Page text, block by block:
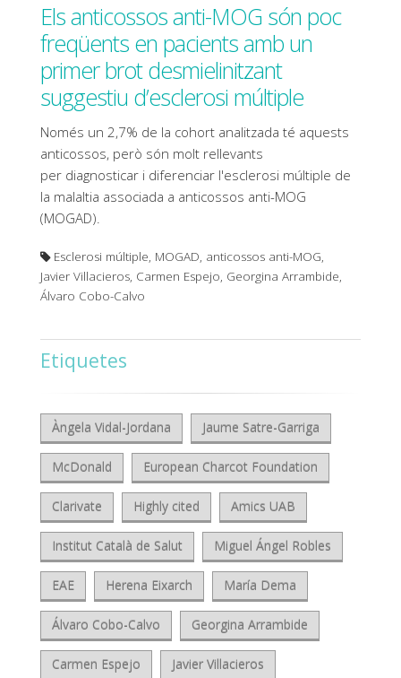
Els anticossos anti-MOG són poc
freqüents en pacients amb un
primer brot desmielinitzant
suggestiu d’esclerosi múltiple
Només un 2,7% de la cohort analitzada té aquests
anticossos, però són molt rellevants
per diagnosticar i diferenciar l'esclerosi múltiple de
la malaltia associada a anticossos anti-MOG
(MOGAD).
Esclerosi múltiple, MOGAD, anticossos anti-MOG,
Javier Villacieros, Carmen Espejo, Georgina Arrambide,
Álvaro Cobo-Calvo
Etiquetes
Àngela Vidal-Jordana Jaume Satre-Garriga
McDonald European Charcot Foundation
Clarivate Highly cited Amics UAB
Institut Català de Salut Miguel Ángel Robles
EAE Herena Eixarch María Dema
Álvaro Cobo-Calvo Georgina Arrambide
Carmen Espejo Javier Villacieros